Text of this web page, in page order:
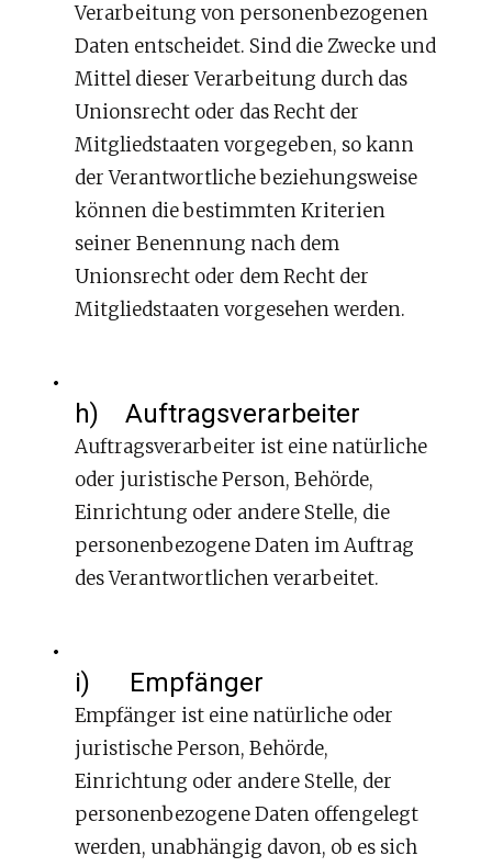
Verarbeitung von personenbezogenen
Daten entscheidet. Sind die Zwecke und
Mittel dieser Verarbeitung durch das
Unionsrecht oder das Recht der
Mitgliedstaaten vorgegeben, so kann
der Verantwortliche beziehungsweise
können die bestimmten Kriterien
seiner Benennung nach dem
Unionsrecht oder dem Recht der
Mitgliedstaaten vorgesehen werden.
h) Auftragsverarbeiter
Auftragsverarbeiter ist eine natürliche
oder juristische Person, Behörde,
Einrichtung oder andere Stelle, die
personenbezogene Daten im Auftrag
des Verantwortlichen verarbeitet.
i) Empfänger
Empfänger ist eine natürliche oder
juristische Person, Behörde,
Einrichtung oder andere Stelle, der
personenbezogene Daten offengelegt
werden, unabhängig davon, ob es sich